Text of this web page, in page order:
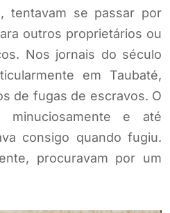
tentavam se passar por
outros proprietários ou
Nos jornais do século
em Taubaté,
de fugas de escravos. O
minuciosamente e até
consigo quando fugiu.
procuravam por um